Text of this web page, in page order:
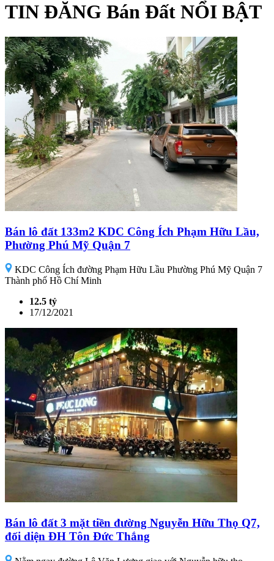
TIN ĐĂNG Bán Đất NỔI BẬT
Bán lô đất 133m2 KDC Công Ích Phạm Hữu Lầu,
Phường Phú Mỹ Quận 7
KDC Công Ích đường Phạm Hữu Lầu Phường Phú Mỹ Quận 7
Thành phố Hồ Chí Minh
12.5 tỷ
17/12/2021
Bán lô đất 3 mặt tiền đường Nguyễn Hữu Thọ Q7,
đối diện ĐH Tôn Đức Thắng